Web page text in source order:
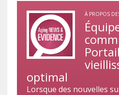
À PROPOS
optimal
Lorsque des nouvelles